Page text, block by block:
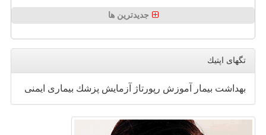
جدیدترین ها
تگهای اپتیك
بهداشت بیمار آموزش رپورتاژ آزمایش پزشك بیماری ایمنی